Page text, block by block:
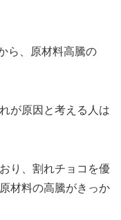
ら、
原材料高騰の
が原因と考える人は
り、割れチョコを優
材料の高騰がきっか